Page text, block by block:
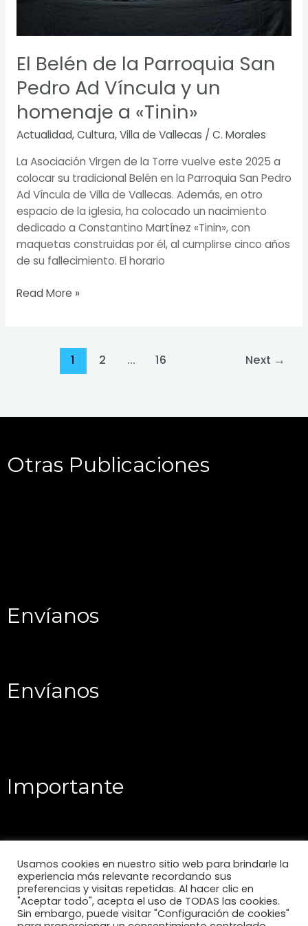
El Belén de la Parroquia San
Pedro Ad Víncula y un
homenaje a «Tinin»
Actualidad,Cultura,Villa de Vallecas / C. Morales
La Asociación Virgen de la Torre vuelve este 2025 a
colocar su tradicional Belén en la Parroquia San Pedro
Ad Víncula de Villa de Vallecas. Además, en otro
espacio de la iglesia, ha colocado un nacimiento
dedicado a Constantino Martínez «Tinin», con
maquetas construidas por él, al cumplirse cinco años
de su fallecimiento. El horario
Read More »
1 2 … 16 Next →
Otras Publicaciones
Envíanos
Envíanos
Importante
Usamos cookies en nuestro sitio web para brindarle la
experiencia más relevante recordando sus
preferencias y visitas repetidas. Al hacer clic en
"Aceptar todo", acepta el uso de TODAS las cookies.
Sin embargo, puede visitar "Configuración de cookies"